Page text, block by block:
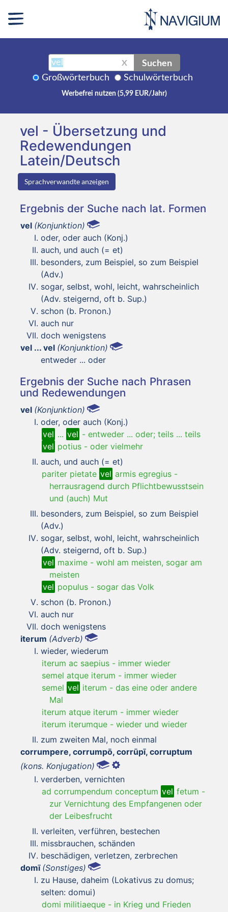
X Suchen
Großwörterbuch Schulwörterbuch
Werbefrei nutzen (5,99 EUR/Jahr)
vel - Übersetzung und
Redewendungen
Latein/Deutsch
Sprachverwandte anzeigen
Ergebnis der Suche nach lat. Formen
vel (Konjunktion)
oder, oder auch (Konj.)
auch, und auch (= et)
besonders, zum Beispiel, so zum Beispiel
(Adv.)
sogar, selbst, wohl, leicht, wahrscheinlich
(Adv. steigernd, oft b. Sup.)
schon (b. Pronon.)
auch nur
doch wenigstens
vel ... vel (Konjunktion)
entweder ... oder
Ergebnis der Suche nach Phrasen
und Redewendungen
vel (Konjunktion)
oder, oder auch (Konj.)
vel ... vel - entweder ... oder; teils ... teils
vel potius - oder vielmehr
auch, und auch (= et)
pariter pietate vel armis egregius -
herrausragend durch Pflichtbewusstsein
und (auch) Mut
besonders, zum Beispiel, so zum Beispiel
(Adv.)
sogar, selbst, wohl, leicht, wahrscheinlich
(Adv. steigernd, oft b. Sup.)
vel maxime - wohl am meisten, sogar am
meisten
vel populus - sogar das Volk
schon (b. Pronon.)
auch nur
doch wenigstens
iterum (Adverb)
wieder, wiederum
iterum ac saepius - immer wieder
semel atque iterum - immer wieder
semel vel iterum - das eine oder andere
Mal
iterum atque iterum - immer wieder
iterum iterumque - wieder und wieder
zum zweiten Mal, noch einmal
corrumpere, corrumpō, corrūpī, corruptum
(kons. Konjugation)
verderben, vernichten
ad corrumpendum conceptum vel fetum -
zur Vernichtung des Empfangenen oder
der Leibesfrucht
verleiten, verführen, bestechen
missbrauchen, schänden
beschädigen, verletzen, zerbrechen
domī (Sonstiges)
zu Hause, daheim (Lokativus zu domus;
selten: domui)
domi militiaeque - in Krieg und Frieden